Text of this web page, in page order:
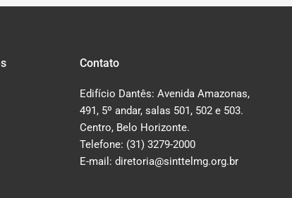
Contato
Edifício Dantês: Avenida Amazonas,
491, 5º andar, salas 501, 502 e 503.
Centro, Belo Horizonte.
Telefone: (31) 3279-2000
E-mail: diretoria@sinttelmg.org.br